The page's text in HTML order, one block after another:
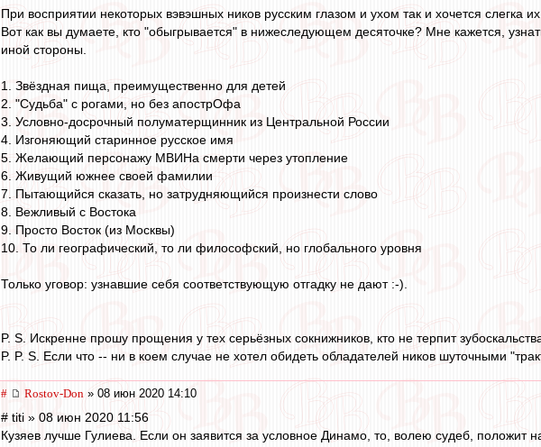
При восприятии некоторых вэвэшных ников русским глазом и ухом так и хочется слегка
Вот как вы думаете, кто "обыгрывается" в нижеследующем десяточке? Мне кажется,
иной стороны.
1. Звёздная пища, преимущественно для детей
2. "Судьба" с рогами, но без апострОфа
3. Условно-досрочный полуматерщинник из Центральной России
4. Изгоняющий старинное русское имя
5. Желающий персонажу МВИНа смерти через утопление
6. Живущий южнее своей фамилии
7. Пытающийся сказать, но затрудняющийся произнести слово
8. Вежливый с Востока
9. Просто Восток (из Москвы)
10. То ли географический, то ли философский, но глобального уровня
Только уговор: узнавшие себя соответствующую отгадку не дают :-).
P. S. Искренне прошу прощения у тех серьёзных сокнижников, кто не терпит
P. P. S. Если что -- ни в коем случае не хотел обидеть обладателей ников шуточными
# Rostov-Don » 08 июн 2020 14:10
# titi » 08 июн 2020 11:56
Кузяев лучше Гулиева. Если он заявится за условное Динамо, то, волею судеб, положит